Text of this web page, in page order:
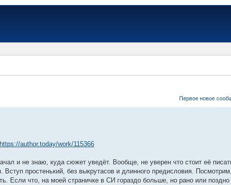
Первое новое
https://author.today/work/115366
и не знаю, куда сюжет уведёт. Вообще, не уверен что стоит её
Вступ простенький, без выкрутасов и длинного предисловия.
Если что, на моей страничке в СИ гораздо больше, но рано или